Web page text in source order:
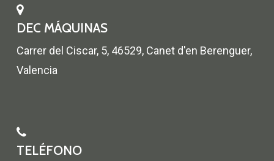
DEC MÁQUINAS
Carrer del Ciscar, 5, 46529, Canet d'en Berenguer,
Valencia
TELÉFONO